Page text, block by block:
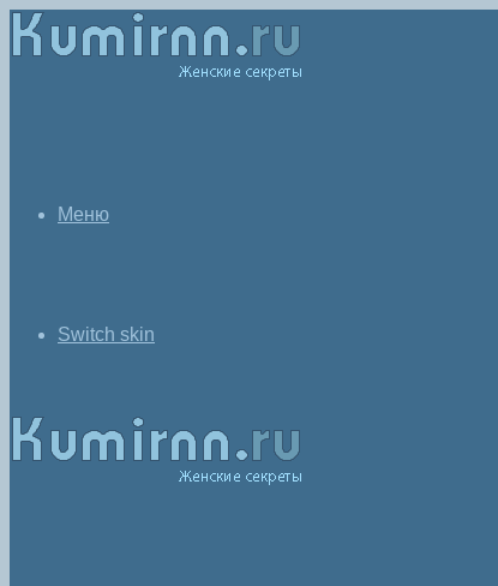
Меню
Switch skin